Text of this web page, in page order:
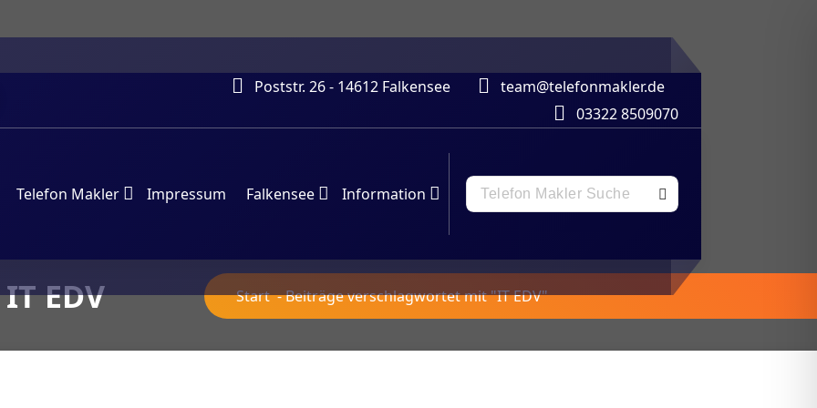
Poststr. 26 - 14612 Falkensee
team@telefonmakler.de
03322 8509070
Telefon Makler Impressum Falkensee Information
Telefon
Makler
EDV Start-Beiträge verschlagwortet mit "IT EDV"